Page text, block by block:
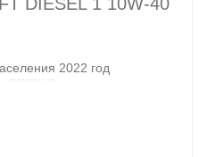
DIESEL 1 10W-40
2022 год